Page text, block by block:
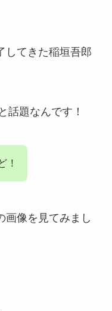
してきた稲垣吾郎
話題なんです！
！
画像を見てみまし